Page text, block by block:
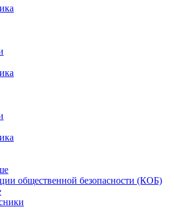
общественной безопасности (КОБ)